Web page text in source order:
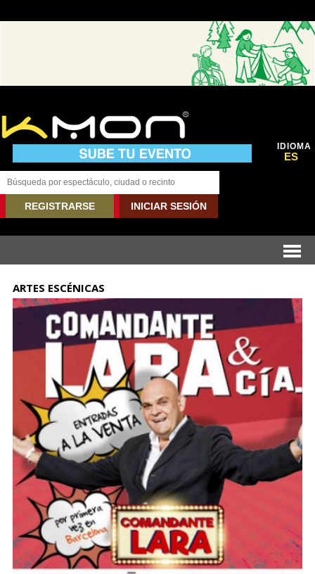
IDIOMA
ES
REGISTRARSE INICIAR SESIÓN
ARTES ESCÉNICAS